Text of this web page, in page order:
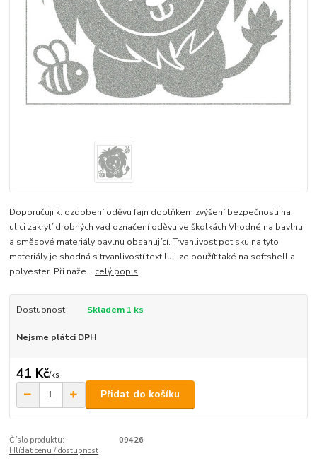
Doporučuji k: ozdobení oděvu fajn doplňkem zvýšení bezpečnosti na
ulici zakrytí drobných vad označení oděvu ve školkách Vhodné na bavlnu
a směsové materiály bavlnu obsahující. Trvanlivost potisku na tyto
materiály je shodná s trvanlivostí textilu.Lze použít také na softshell a
polyester. Při naže... celý popis
Dostupnost Skladem 1 ks
Nejsme plátci DPH
41 Kč/ks
Přidat do košíku
Číslo produktu:
09426
Hlídat cenu / dostupnost